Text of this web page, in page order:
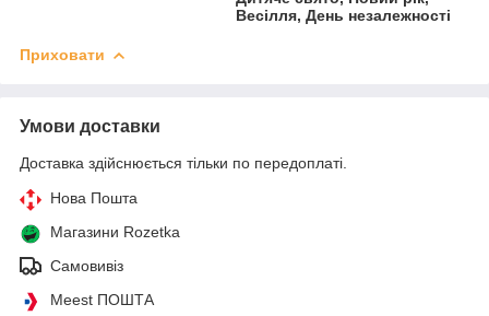
Весілля, День незалежності
Приховати
Умови доставки
Доставка здійснюється тільки по передоплаті.
Нова Пошта
Магазини Rozetka
Самовивіз
Meest ПОШТА